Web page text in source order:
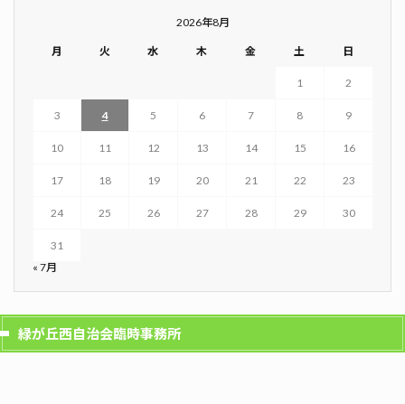
2026年8月
月 火 水 木 金 土 日
1 2
3 4 5 6 7 8 9
10 11 12 13 14 15 16
17 18 19 20 21 22 23
24 25 26 27 28 29 30
31
« 7月
緑が丘西自治会臨時事務所